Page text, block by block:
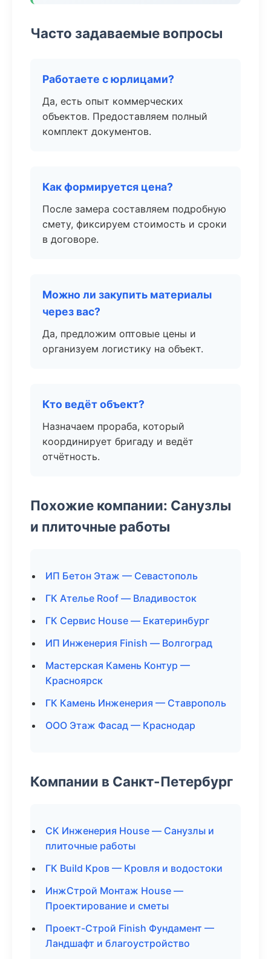
Часто задаваемые вопросы
Работаете с юрлицами?
Да, есть опыт коммерческих
объектов. Предоставляем полный
комплект документов.
Как формируется цена?
После замера составляем подробную
смету, фиксируем стоимость и сроки
в договоре.
Можно ли закупить материалы
через вас?
Да, предложим оптовые цены и
организуем логистику на объект.
Кто ведёт объект?
Назначаем прораба, который
координирует бригаду и ведёт
отчётность.
Похожие компании: Санузлы
и плиточные работы
ИП Бетон Этаж — Севастополь
ГК Ателье Roof — Владивосток
ГК Сервис House — Екатеринбург
ИП Инженерия Finish — Волгоград
Мастерская Камень Контур —
Красноярск
ГК Камень Инженерия — Ставрополь
ООО Этаж Фасад — Краснодар
Компании в Санкт-Петербург
СК Инженерия House — Санузлы и
плиточные работы
ГК Build Кров — Кровля и водостоки
ИнжСтрой Монтаж House —
Проектирование и сметы
Проект-Строй Finish Фундамент —
Ландшафт и благоустройство